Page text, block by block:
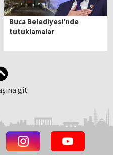
Buca Belediyesi'nde
tutuklamalar
git